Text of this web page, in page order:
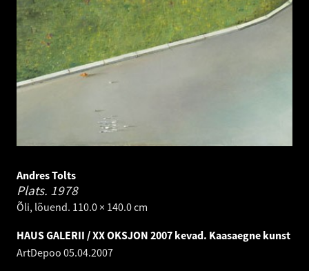
Andres Tolts
Plats. 1978
Õli, lõuend. 110.0 × 140.0 cm
HAUS GALERII / XX OKSJON 2007 kevad. Kaasaegne kunst
ArtDepoo 05.04.2007